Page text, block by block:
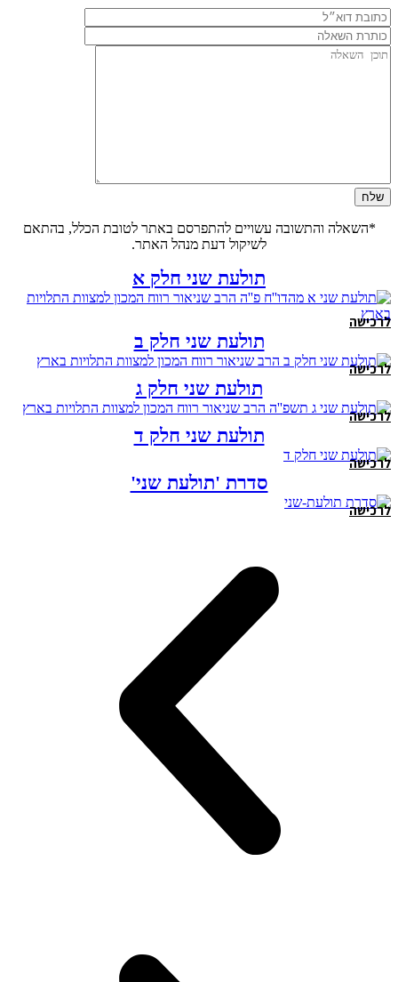
*השאלה והתשובה עשויים להתפרסם באתר לטובת הכלל, בהתאם
לשיקול דעת מנהל האתר.
תולעת שני חלק א
לרכישה
תולעת שני חלק ב
לרכישה
תולעת שני חלק ג
לרכישה
תולעת שני חלק ד
לרכישה
סדרת 'תולעת שני'
לרכישה